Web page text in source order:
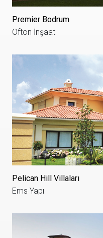
Premier Bodrum
Ofton İnşaat
Pelican Hill Villaları
Ems Yapı